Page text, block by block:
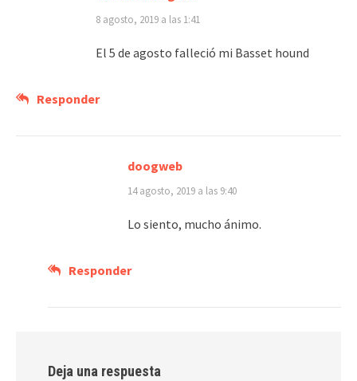
8 agosto, 2019 a las 1:41
El 5 de agosto falleció mi Basset hound
Responder
doogweb
14 agosto, 2019 a las 9:40
Lo siento, mucho ánimo.
Responder
Deja una respuesta